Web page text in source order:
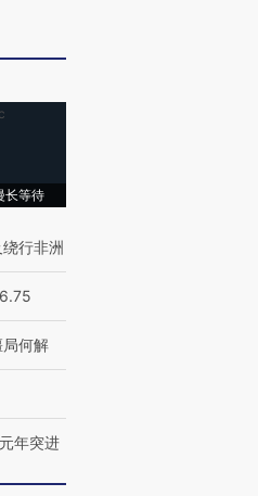
长等待
行非洲
何解
年突进